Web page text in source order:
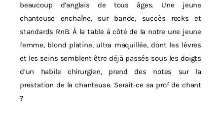
beaucoup d’anglais de tous âges. Une jeune
chanteuse enchaîne, sur bande, succès rocks et
standards RnB. À la table à côté de la notre une jeune
femme, blond platine, ultra maquillée, dont les lèvres
et les seins semblent être déjà passés sous les doigts
d’un habile chirurgien, prend des notes sur la
prestation de la chanteuse. Serait-ce sa prof de chant
?